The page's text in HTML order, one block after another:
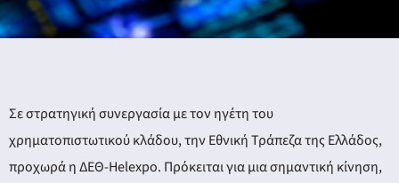
Σε στρατηγική συνεργασία με τον ηγέτη του
χρηματοπιστωτικού κλάδου, την Εθνική Τράπεζα της Ελλάδος,
προχωρά η ΔΕΘ-Helexpo. Πρόκειται για μια σημαντική κίνηση,